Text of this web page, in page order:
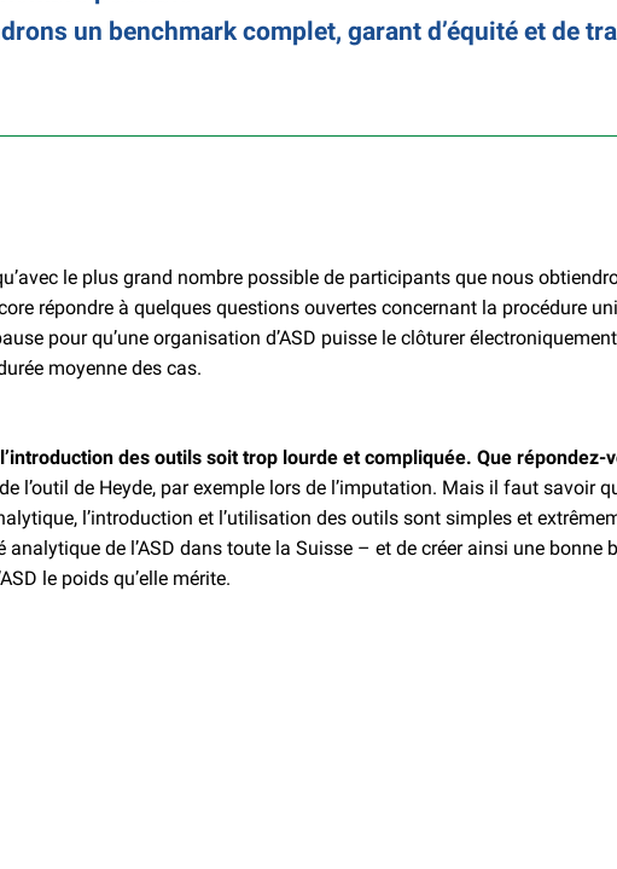
un benchmark complet, garant d’équité et de
le plus grand nombre possible de participants que nous
répondre à quelques questions ouvertes concernant la procédure
pour qu’une organisation d’ASD puisse le clôturer
moyenne des cas.
des outils soit trop lourde et compliquée. Que répondez-
l’outil de Heyde, par exemple lors de l’imputation. Mais il faut savoir
l’introduction et l’utilisation des outils sont simples et
de l’ASD dans toute la Suisse – et de créer ainsi une bonne
le poids qu’elle mérite.